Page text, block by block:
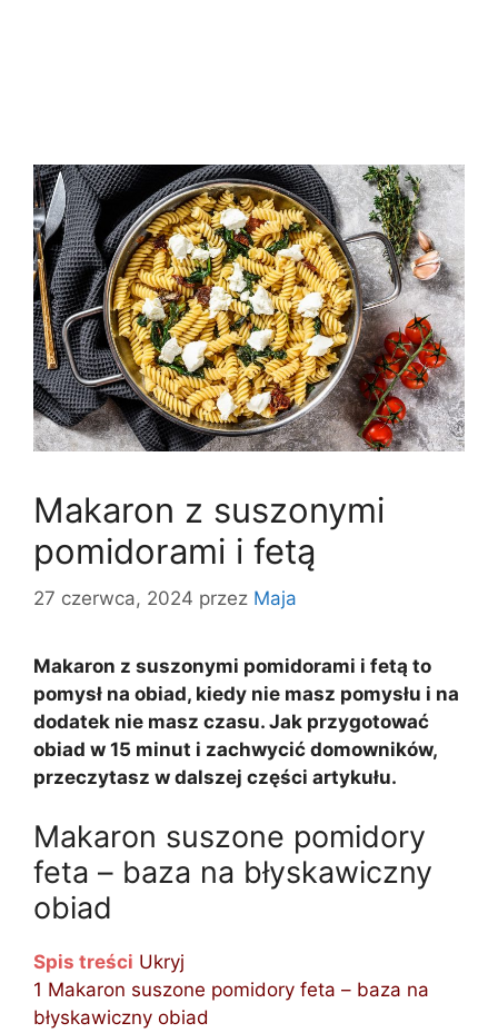
Makaron z suszonymi
pomidorami i fetą
27 czerwca, 2024 przez Maja
Makaron z suszonymi pomidorami i fetą to
pomysł na obiad, kiedy nie masz pomysłu i na
dodatek nie masz czasu. Jak przygotować
obiad w 15 minut i zachwycić domowników,
przeczytasz w dalszej części artykułu.
Makaron suszone pomidory
feta – baza na błyskawiczny
obiad
Spis treści Ukryj
1 Makaron suszone pomidory feta – baza na
błyskawiczny obiad